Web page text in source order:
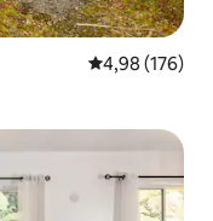
Gemiddelde
4,98 (176)